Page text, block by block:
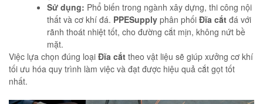
Sử dụng: Phổ biến trong ngành xây dựng, thi công nội
thất và cơ khí đá. PPESupply phân phối Đĩa cắt đá với
rãnh thoát nhiệt tốt, cho đường cắt mịn, không nứt bề
mặt.
Việc lựa chọn đúng loại Đĩa cắt theo vật liệu sẽ giúp xưởng cơ khí
tối ưu hóa quy trình làm việc và đạt được hiệu quả cắt gọt tốt
nhất.